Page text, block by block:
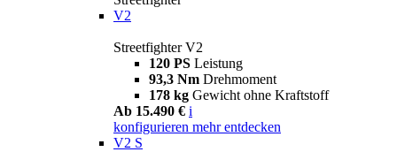
V2
Streetfighter V2
120 PS Leistung
93,3 Nm Drehmoment
178 kg Gewicht ohne Kraftstoff
Ab 15.490 € i
konfigurieren mehr entdecken
V2 S